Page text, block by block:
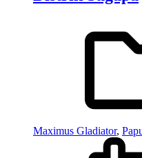
Maximus Gladiator,